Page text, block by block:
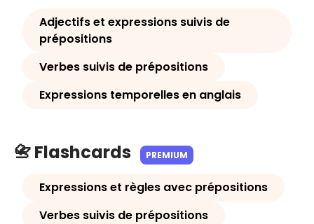
Adjectifs et expressions suivis de
prépositions
Verbes suivis de prépositions
Expressions temporelles en anglais
📇 Flashcards PREMIUM
Expressions et règles avec prépositions
Verbes suivis de prépositions